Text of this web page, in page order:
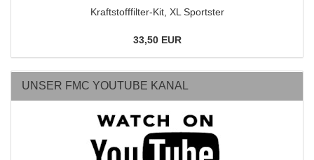
Kraftstofffilter-Kit, XL Sportster
33,50 EUR
UNSER FMC YOUTUBE KANAL